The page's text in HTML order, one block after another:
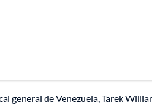
general de Venezuela, Tarek